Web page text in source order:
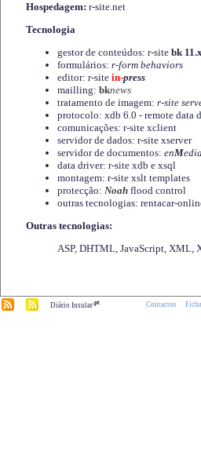
Hospedagem: r-site.net
Tecnologia
gestor de conteúdos: r-site bk
formulários: r-form behaviors
editor: r-site in-press
mailling: bknews
tratamento de imagem: r-site
protocolo: xdb 6.0 - remote data
comunicações: r-site xclient
servidor de dados: r-site xserver
servidor de documentos: enMedia
data driver: r-site xdb e xsql
montagem: r-site xslt templates
protecção: Noah flood control
outras tecnologias: rentacar-
Outras tecnologias:
ASP, DHTML, JavaScript, XML,
Diário Insular.pt Contactos